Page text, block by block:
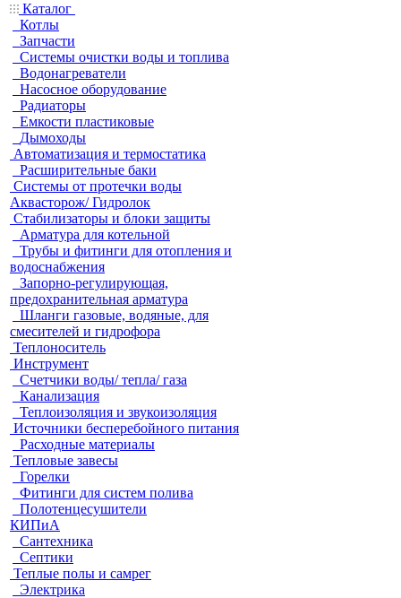
Каталог
Котлы
Запчасти
Системы очистки воды и топлива
Водонагреватели
Насосное оборудование
Радиаторы
Емкости пластиковые
Дымоходы
Автоматизация и термостатика
Расширительные баки
Системы от протечки воды
Аквасторож/ Гидролок
Стабилизаторы и блоки защиты
Арматура для котельной
Трубы и фитинги для отопления и
водоснабжения
Запорно-регулирующая,
предохранительная арматура
Шланги газовые, водяные, для
смесителей и гидрофора
Теплоноситель
Инструмент
Счетчики воды/ тепла/ газа
Канализация
Теплоизоляция и звукоизоляция
Источники бесперебойного питания
Расходные материалы
Тепловые завесы
Горелки
Фитинги для систем полива
Полотенцесушители
КИПиА
Сантехника
Септики
Теплые полы и самрег
Электрика